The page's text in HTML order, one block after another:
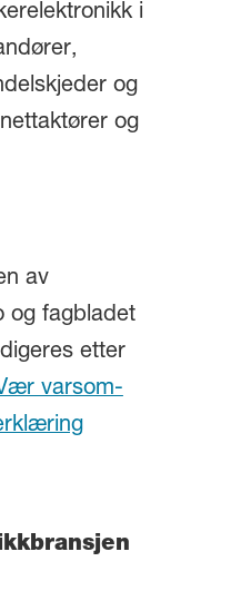
i
og
og
av
og fagbladet
etter
varsom-